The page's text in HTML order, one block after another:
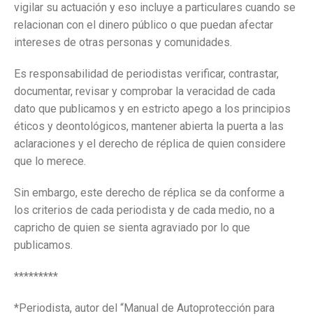
vigilar su actuación y eso incluye a particulares cuando se
relacionan con el dinero público o que puedan afectar
intereses de otras personas y comunidades.
Es responsabilidad de periodistas verificar, contrastar,
documentar, revisar y comprobar la veracidad de cada
dato que publicamos y en estricto apego a los principios
éticos y deontológicos, mantener abierta la puerta a las
aclaraciones y el derecho de réplica de quien considere
que lo merece.
Sin embargo, este derecho de réplica se da conforme a
los criterios de cada periodista y de cada medio, no a
capricho de quien se sienta agraviado por lo que
publicamos.
*********
*Periodista, autor del “Manual de Autoprotección para